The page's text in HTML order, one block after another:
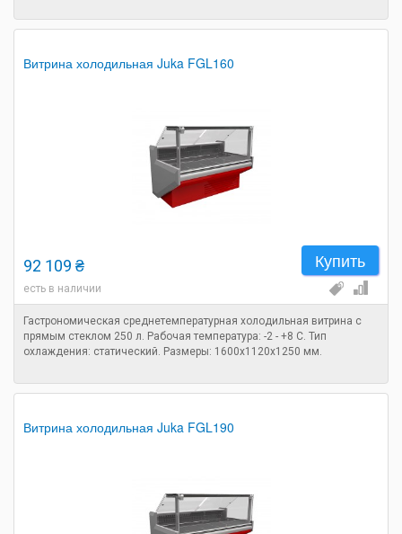
Витрина холодильная Juka FGL160
Купить
92 109 ₴
есть в наличии
Гастрономическая среднетемпературная холодильная витрина с
прямым стеклом 250 л. Рабочая температура: -2 - +8 C. Тип
охлаждения: статический. Размеры: 1600х1120х1250 мм.
Витрина холодильная Juka FGL190